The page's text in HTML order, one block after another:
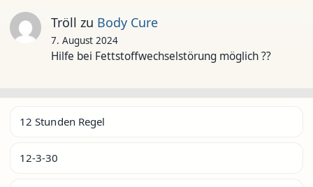
Tröll zu Body Cure
7. August 2024
Hilfe bei Fettstoffwechselstörung möglich ??
12 Stunden Regel
12-3-30